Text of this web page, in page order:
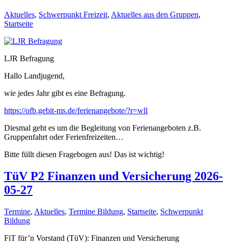
Aktuelles, Schwerpunkt Freizeit, Aktuelles aus den Gruppen,
Startseite
LJR Befragung
Hallo Landjugend,
wie jedes Jahr gibt es eine Befragung.
https://ofb.gebit-ms.de/ferienangebote/?r=wll
Diesmal geht es um die Begleitung von Ferienangeboten z.B.
Gruppenfahrt oder Ferienfreizeiten…
Bitte füllt diesen Fragebogen aus! Das ist wichtig!
TüV P2 Finanzen und Versicherung 2026-
05-27
Termine, Aktuelles, Termine Bildung, Startseite, Schwerpunkt
Bildung
FiT für’n Vorstand (TüV): Finanzen und Versicherung